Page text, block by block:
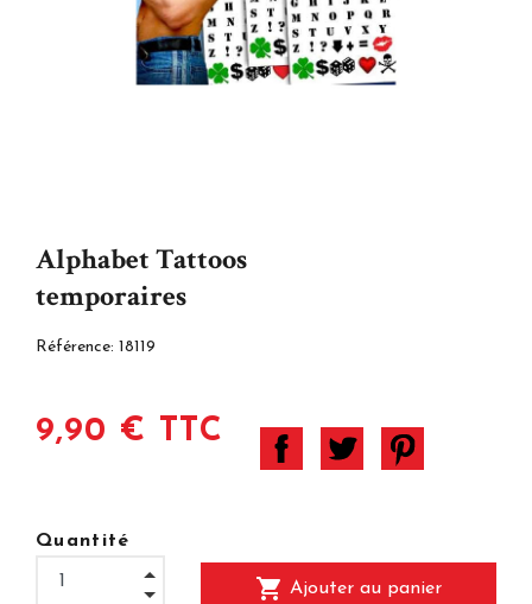
Alphabet Tattoos
temporaires
Référence: 18119
9,90 € TTC
Quantité
shopping_cart Ajouter au panier